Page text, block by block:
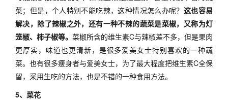
菜；但是，个人特别不能吃辣，这种情况怎么办呢？ 这也容易
解决，除了辣椒之外，还有一种不辣的蔬菜是菜椒，又称为灯
笼椒、柿子椒等。 菜椒所含的维生素C与辣椒差不多，但是果肉
更厚实，味道也更清新，是很多爱美女士特别喜欢的一种蔬
菜。也有很多瘦身者与爱美女士，为了最大程度把维生素C全保
留，采用生吃的方法，也是不错的一种食用方法。
5、菜花